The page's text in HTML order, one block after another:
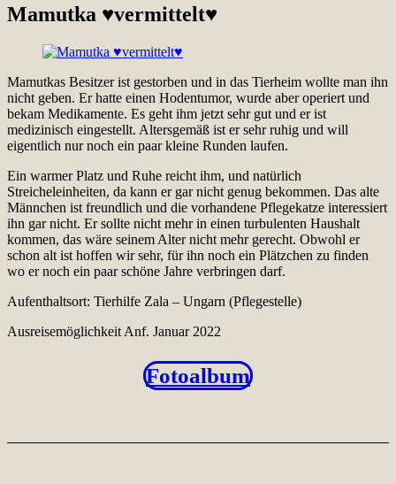
Mamutka ♥vermittelt♥
Mamutkas Besitzer ist gestorben und in das Tierheim wollte man ihn
nicht geben. Er hatte einen Hodentumor, wurde aber operiert und
bekam Medikamente. Es geht ihm jetzt sehr gut und er ist
medizinisch eingestellt. Altersgemäß ist er sehr ruhig und will
eigentlich nur noch ein paar kleine Runden laufen.
Ein warmer Platz und Ruhe reicht ihm, und natürlich
Streicheleinheiten, da kann er gar nicht genug bekommen. Das alte
Männchen ist freundlich und die vorhandene Pflegekatze interessiert
ihn gar nicht. Er sollte nicht mehr in einen turbulenten Haushalt
kommen, das wäre seinem Alter nicht mehr gerecht. Obwohl er
schon alt ist hoffen wir sehr, für ihn noch ein Plätzchen zu finden
wo er noch ein paar schöne Jahre verbringen darf.
Aufenthaltsort: Tierhilfe Zala – Ungarn (Pflegestelle)
Ausreisemöglichkeit Anf. Januar 2022
Fotoalbum